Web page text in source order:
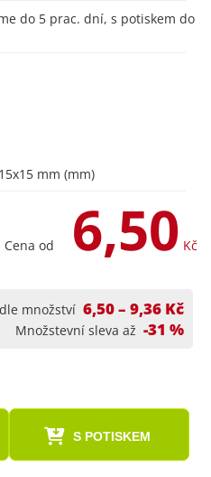
do 5 prac. dní, s potiskem do
15x15 mm (mm)
Cena od 6,50 Kč
množství 6,50 – 9,36 Kč
Množstevní sleva až -31 %
S POTISKEM